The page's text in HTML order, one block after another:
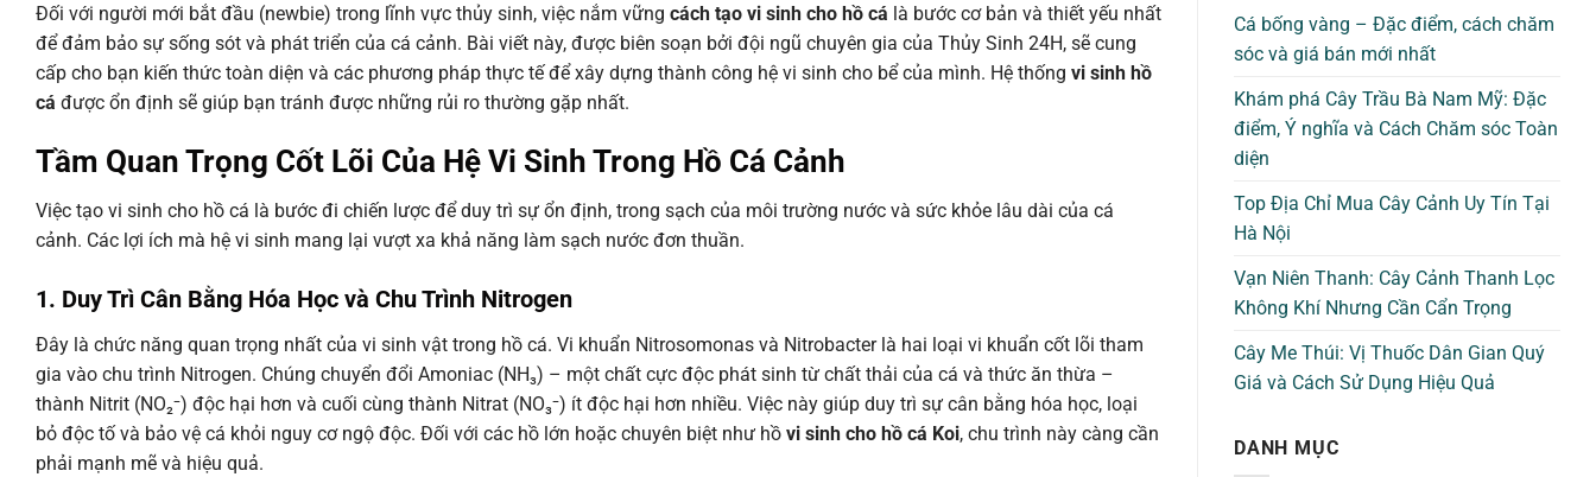
Đối với người mới bắt đầu (newbie) trong lĩnh vực thủy sinh, việc nắm vững cách tạo vi sinh cho hồ cá là bước cơ bản và thiết yếu nhất
để đảm bảo sự sống sót và phát triển của cá cảnh. Bài viết này, được biên soạn bởi đội ngũ chuyên gia của Thủy Sinh 24H, sẽ cung
cấp cho bạn kiến thức toàn diện và các phương pháp thực tế để xây dựng thành công hệ vi sinh cho bể của mình. Hệ thống vi sinh hồ
cá được ổn định sẽ giúp bạn tránh được những rủi ro thường gặp nhất.
Tầm Quan Trọng Cốt Lõi Của Hệ Vi Sinh Trong Hồ Cá Cảnh
Việc tạo vi sinh cho hồ cá là bước đi chiến lược để duy trì sự ổn định, trong sạch của môi trường nước và sức khỏe lâu dài của cá
cảnh. Các lợi ích mà hệ vi sinh mang lại vượt xa khả năng làm sạch nước đơn thuần.
1. Duy Trì Cân Bằng Hóa Học và Chu Trình Nitrogen
Đây là chức năng quan trọng nhất của vi sinh vật trong hồ cá. Vi khuẩn Nitrosomonas và Nitrobacter là hai loại vi khuẩn cốt lõi tham
gia vào chu trình Nitrogen. Chúng chuyển đổi Amoniac (NH₃) – một chất cực độc phát sinh từ chất thải của cá và thức ăn thừa –
thành Nitrit (NO₂⁻) độc hại hơn và cuối cùng thành Nitrat (NO₃⁻) ít độc hại hơn nhiều. Việc này giúp duy trì sự cân bằng hóa học, loại
bỏ độc tố và bảo vệ cá khỏi nguy cơ ngộ độc. Đối với các hồ lớn hoặc chuyên biệt như hồ vi sinh cho hồ cá Koi, chu trình này càng cần
phải mạnh mẽ và hiệu quả.
Cá bống vàng – Đặc điểm, cách chăm
sóc và giá bán mới nhất
Khám phá Cây Trầu Bà Nam Mỹ: Đặc
điểm, Ý nghĩa và Cách Chăm sóc Toàn
diện
Top Địa Chỉ Mua Cây Cảnh Uy Tín Tại
Hà Nội
Vạn Niên Thanh: Cây Cảnh Thanh Lọc
Không Khí Nhưng Cần Cẩn Trọng
Cây Me Thúi: Vị Thuốc Dân Gian Quý
Giá và Cách Sử Dụng Hiệu Quả
DANH MỤC